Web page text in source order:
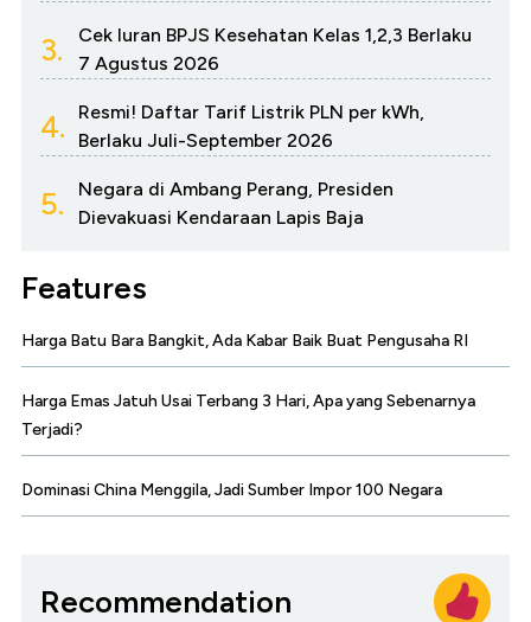
3.
Cek Iuran BPJS Kesehatan Kelas 1,2,3 Berlaku
7 Agustus 2026
4.
Resmi! Daftar Tarif Listrik PLN per kWh,
Berlaku Juli-September 2026
5.
Negara di Ambang Perang, Presiden
Dievakuasi Kendaraan Lapis Baja
Features
Harga Batu Bara Bangkit, Ada Kabar Baik Buat Pengusaha RI
Harga Emas Jatuh Usai Terbang 3 Hari, Apa yang Sebenarnya
Terjadi?
Dominasi China Menggila, Jadi Sumber Impor 100 Negara
Recommendation